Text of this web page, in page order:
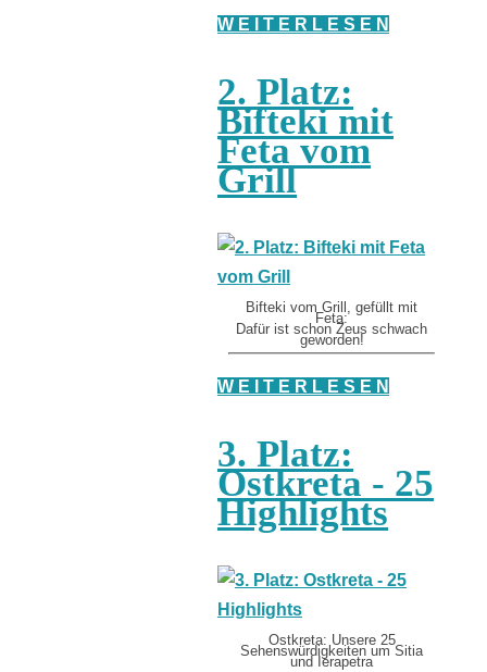
W E I T E R L E S E N
2. Platz:
Bifteki mit
Feta vom
Grill
Bifteki vom Grill, gefüllt mit
Feta:
Dafür ist schon Zeus schwach
geworden!
W E I T E R L E S E N
3. Platz:
Ostkreta - 25
Highlights
Ostkreta: Unsere 25
Sehenswürdigkeiten um Sitia
und Ierapetra